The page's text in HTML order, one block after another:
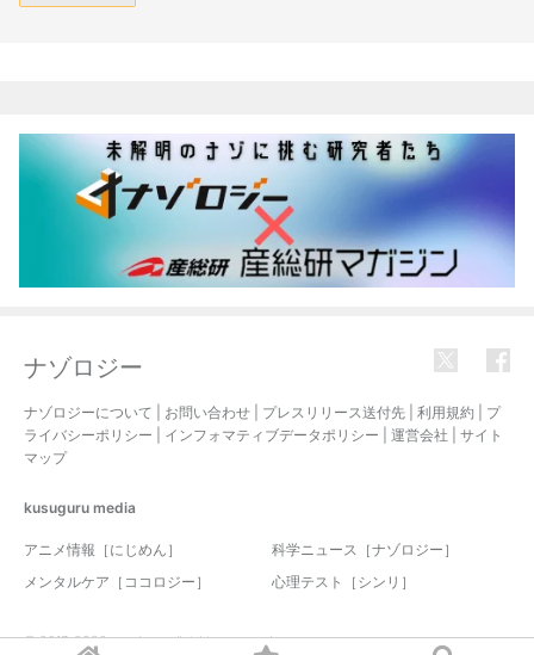
ナゾロジー
ナゾロジーについて お問い合わせ プレスリリース送付先 利用規約
プ
ライバシーポリシー
インフォマティブデータポリシー 運営会社
サイト
マップ
kusuguru media
アニメ情報［にじめん］
科学ニュース［ナゾロジー］
メンタルケア［ココロジー］
心理テスト［シンリ］
© 2017-2026 nazology. all rights reserved.